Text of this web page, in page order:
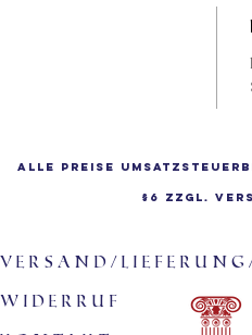
Alle Preise
§6 zzgl.
Versand/
Widerruf